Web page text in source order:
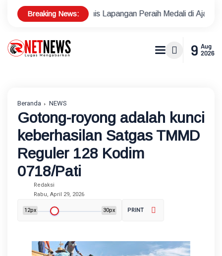
Breaking News:
Tenis Lapangan Peraih Medali di Ajang Porprov
9 Aug
2026
Beranda NEWS
Gotong-royong adalah kunci
keberhasilan Satgas TMMD
Reguler 128 Kodim
0718/Pati
Redaksi
Rabu, April 29, 2026
12px 30px PRINT